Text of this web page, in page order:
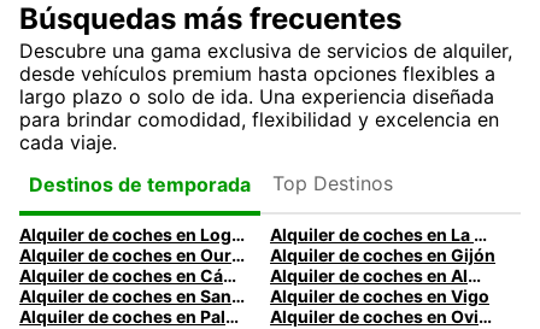
Búsquedas más frecuentes
Descubre una gama exclusiva de servicios de alquiler,
desde vehículos premium hasta opciones flexibles a
largo plazo o solo de ida. Una experiencia diseñada
para brindar comodidad, flexibilidad y excelencia en
cada viaje.
Destinos de temporada
Top Destinos
Alquiler de coches en Logroño
Alquiler de coches en La Coruña
Alquiler de coches en Ourense
Alquiler de coches en Gijón
Alquiler de coches en Cádiz
Alquiler de coches en Almería
Alquiler de coches en Santander
Alquiler de coches en Vigo
Alquiler de coches en Palma
Alquiler de coches en Oviedo